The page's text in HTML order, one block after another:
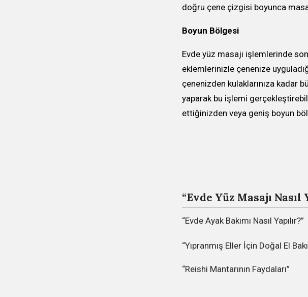
doğru çene çizgisi boyunca
Boyun Bölgesi
Evde yüz masajı işlemlerinde
eklemlerinizle çenenize
çenenizden kulaklarınıza kadar
yaparak bu işlemi
ettiğinizden veya geniş boyun
“Evde Yüz Masajı Nasıl
“Evde Ayak Bakımı Nasıl Yapılır?”
“Yıpranmış Eller İçin Doğal El
“Reishi Mantarının Faydaları”